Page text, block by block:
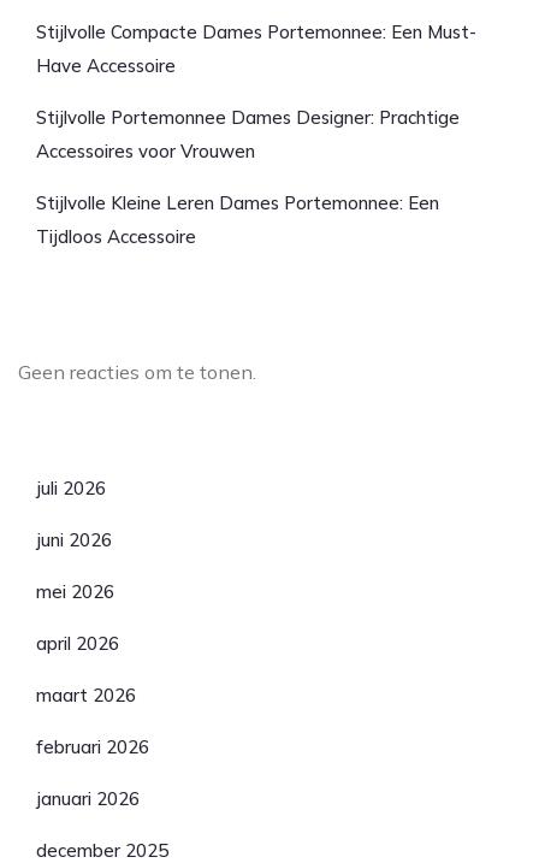
Stijlvolle Compacte Dames Portemonnee: Een Must-
Have Accessoire
Stijlvolle Portemonnee Dames Designer: Prachtige
Accessoires voor Vrouwen
Stijlvolle Kleine Leren Dames Portemonnee: Een
Tijdloos Accessoire
Geen reacties om te tonen.
juli 2026
juni 2026
mei 2026
april 2026
maart 2026
februari 2026
januari 2026
december 2025